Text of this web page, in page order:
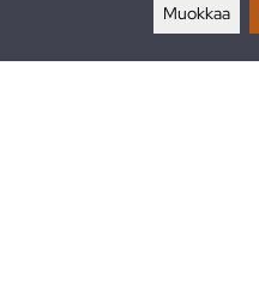
Muokkaa